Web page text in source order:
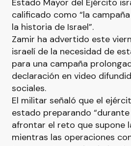
Estado Mayor del Ejército
calificado como “la
la historia de Israel”.
Zamir ha advertido este
israelí de la necesidad de
para una campaña
declaración en video
sociales.
El militar señaló que el
estado preparando “durante
afrontar el reto que supone
mientras las operaciones